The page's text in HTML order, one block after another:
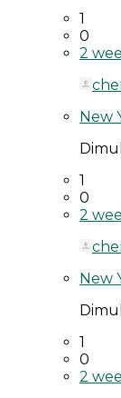
1
0
2
New
1
0
2
New
1
0
2